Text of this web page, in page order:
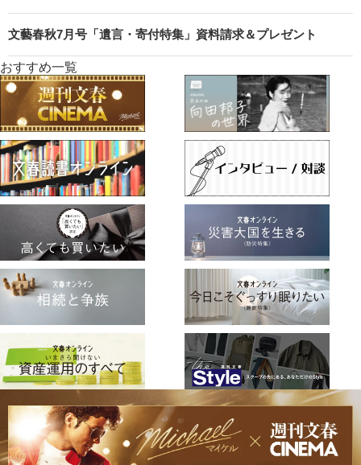
文藝春秋7月号「遺言・寄付特集」資料請求＆プレゼント
おすすめ一覧